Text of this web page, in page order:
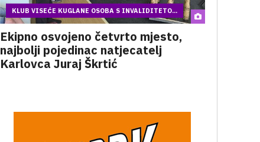
KLUB VISEĆE KUGLANE OSOBA S INVALIDITETO...
Ekipno osvojeno četvrto mjesto,
najbolji pojedinac natjecatelj
Karlovca Juraj Škrtić